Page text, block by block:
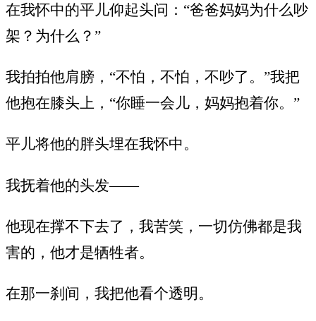
在我怀中的平儿仰起头问：“爸爸妈妈为什么吵
架？为什么？”
我拍拍他肩膀，“不怕，不怕，不吵了。”我把
他抱在膝头上，“你睡一会儿，妈妈抱着你。”
平儿将他的胖头埋在我怀中。
我抚着他的头发——
他现在撑不下去了，我苦笑，一切仿佛都是我
害的，他才是牺牲者。
在那一刹间，我把他看个透明。